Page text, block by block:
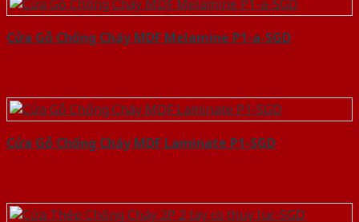
Cửa Gỗ Chống Cháy MDF Melamine P1-a-SGD
Cửa Gỗ Chống Cháy MDF Laminate P1-SGD